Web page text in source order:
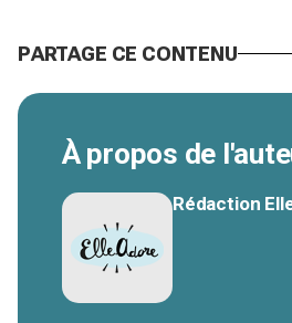
PARTAGE CE CONTENU
À propos de
Rédaction